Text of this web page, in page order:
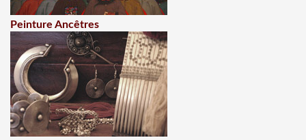
Peinture Ancêtres